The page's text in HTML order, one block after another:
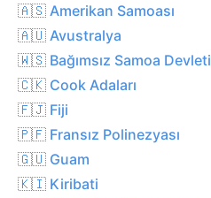
🇦🇸 Amerikan Samoası
🇦🇺 Avustralya
🇼🇸 Bağımsız Samoa Devleti
🇨🇰 Cook Adaları
🇫🇯 Fiji
🇵🇫 Fransız Polinezyası
🇬🇺 Guam
🇰🇮 Kiribati